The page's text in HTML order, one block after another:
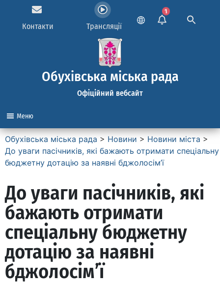
Контакти Трансляції
1
Обухівська міська рада
Офіційний вебсайт
Меню
Обухівська міська рада > Новини > Новини міста >
До уваги пасічників, які бажають отримати спеціальну
бюджетну дотацію за наявні бджолосім’ї
До уваги пасічників, які
бажають отримати
спеціальну бюджетну
дотацію за наявні
бджолосім’ї